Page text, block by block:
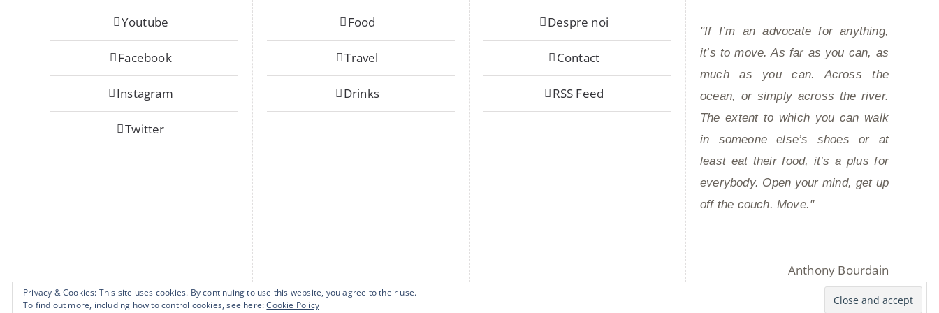
Youtube
Facebook
Instagram
Twitter
Food
Travel
Drinks
Despre noi
Contact
RSS Feed
"If I’m an advocate for anything,
it’s to move. As far as you can, as
much as you can. Across the
ocean, or simply across the river.
The extent to which you can walk
in someone else’s shoes or at
least eat their food, it’s a plus for
everybody. Open your mind, get up
off the couch. Move."
Anthony Bourdain
Privacy & Cookies: This site uses cookies. By continuing to use this website, you agree to their use.
To find out more, including how to control cookies, see here:Cookie Policy